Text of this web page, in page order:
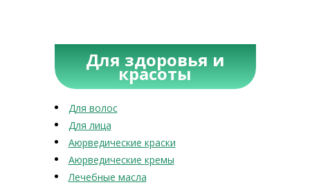
Для здоровья и
красоты
Для волос
Для лица
Аюрведические краски
Аюрведические кремы
Лечебные масла